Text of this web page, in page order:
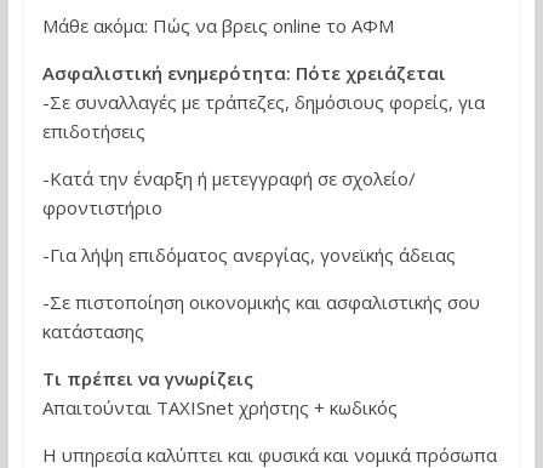
Μάθε ακόμα: Πώς να βρεις online το ΑΦΜ
Aσφαλιστική ενημερότητα: Πότε χρειάζεται
-Σε συναλλαγές με τράπεζες, δημόσιους φορείς, για
επιδοτήσεις
-Κατά την έναρξη ή μετεγγραφή σε σχολείο/
φροντιστήριο
-Για λήψη επιδόματος ανεργίας, γονεϊκής άδειας
-Σε πιστοποίηση οικονομικής και ασφαλιστικής σου
κατάστασης
Τι πρέπει να γνωρίζεις
Απαιτούνται TAXISnet χρήστης + κωδικός
Η υπηρεσία καλύπτει και φυσικά και νομικά πρόσωπα